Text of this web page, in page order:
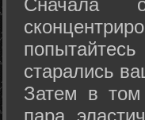
Сначала
старались
Затем в том